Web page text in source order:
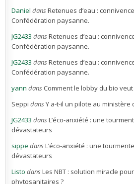
Daniel dansRetenues d’eau :
Confédération paysanne.
JG2433 dansRetenues d’eau :
Confédération paysanne.
JG2433 dansRetenues d’eau :
Confédération paysanne.
yann dans Comment le lobby du bio
Seppi dansY a-t-il un pilote au ministère
JG2433 dansL’éco-anxiété : une
dévastateurs
sippe dansL’éco-anxiété : une
dévastateurs
Listo dansLes NBT : solution miracle
phytosanitaires ?